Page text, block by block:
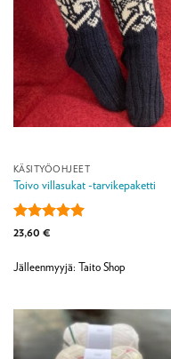
KÄSITYÖOHJEET
Toivo villasukat -tarvikepaketti
Arvostelu
/ 5
23,60 €
Jälleenmyyjä: Taito Shop